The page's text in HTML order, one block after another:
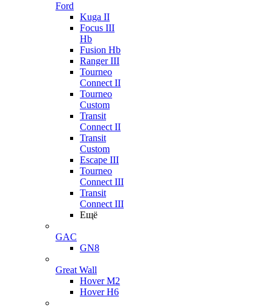
Ford
Kuga II
Focus III
Hb
Fusion Hb
Ranger III
Tourneo
Connect II
Tourneo
Custom
Transit
Connect II
Transit
Custom
Escape III
Tourneo
Connect III
Transit
Connect III
Ещё
GAC
GN8
Great Wall
Hover M2
Hover H6